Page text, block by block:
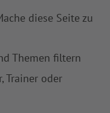
diese Seite zu
Themen filtern
Trainer oder